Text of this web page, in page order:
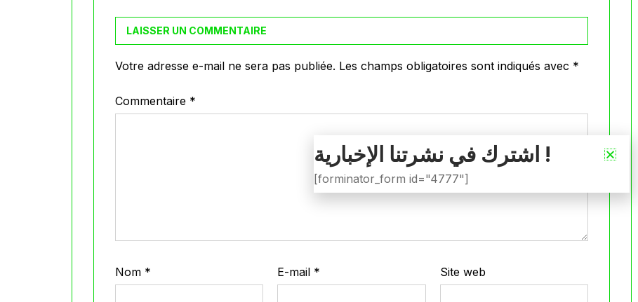
LAISSER UN COMMENTAIRE
Votre adresse e-mail ne sera pas publiée. Les champs obligatoires sont indiqués avec *
Commentaire *
Nom * E-mail * Site web
اشترك في نشرتنا الإخبارية !
[forminator_form id="4777"]